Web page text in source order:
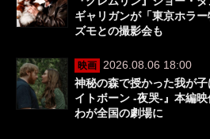
ギャリガンが「東京ホラ
ズモとの撮影会も
映画
2026.08.06 18:00
神秘の森で授かった我が
イトボーン -夜哭-』本編
わが全国の劇場に